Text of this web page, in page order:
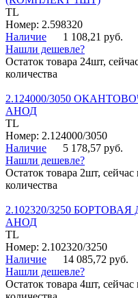
TL
Номер: 2.598320
Наличие
1 108,21 руб.
Нашли дешевле?
Остаток товара 24шт,
количества
2.124000/3050
АНОД
TL
Номер: 2.124000/3050
Наличие
5 178,57 руб.
Нашли дешевле?
Остаток товара 2шт, сейчас
количества
2.102320/3250
АНОД
TL
Номер: 2.102320/3250
Наличие
14 085,72 руб.
Нашли дешевле?
Остаток товара 4шт, сейчас